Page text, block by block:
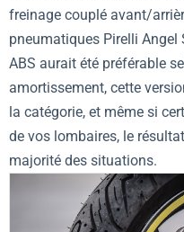
freinage couplé avant/
pneumatiques Pirelli Angel
ABS aurait été préférable
amortissement, cette
la catégorie, et même si
de vos lombaires, le
majorité des situations.